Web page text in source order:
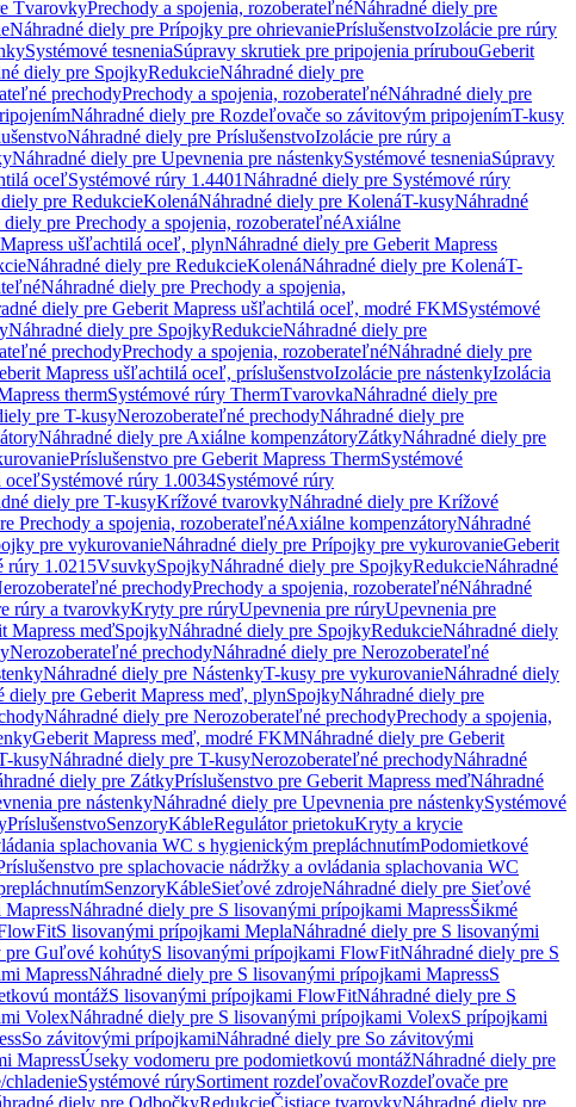
TvarovkyPrechody a spojenia, rozoberateľnéNáhradné diely pre
Náhradné diely pre Prípojky pre ohrievaniePríslušenstvoIzolácie pre rúry
Systémové tesneniaSúpravy skrutiek pre pripojenia prírubouGeberit
diely pre SpojkyRedukcieNáhradné diely pre
prechodyPrechody a spojenia, rozoberateľnéNáhradné diely pre
Náhradné diely pre Rozdeľovače so závitovým pripojenímT-kusy
Náhradné diely pre PríslušenstvoIzolácie pre rúry a
Náhradné diely pre Upevnenia pre nástenkySystémové tesneniaSúpravy
oceľSystémové rúry 1.4401Náhradné diely pre Systémové rúry
pre RedukcieKolenáNáhradné diely pre KolenáT-kusyNáhradné
diely pre Prechody a spojenia, rozoberateľnéAxiálne
ušľachtilá oceľ, plynNáhradné diely pre Geberit Mapress
Náhradné diely pre RedukcieKolenáNáhradné diely pre KolenáT-
Náhradné diely pre Prechody a spojenia,
diely pre Geberit Mapress ušľachtilá oceľ, modré FKMSystémové
Náhradné diely pre SpojkyRedukcieNáhradné diely pre
prechodyPrechody a spojenia, rozoberateľnéNáhradné diely pre
Mapress ušľachtilá oceľ, príslušenstvoIzolácie pre nástenkyIzolácia
thermSystémové rúry ThermTvarovkaNáhradné diely pre
pre T-kusyNerozoberateľné prechodyNáhradné diely pre
Náhradné diely pre Axiálne kompenzátoryZátkyNáhradné diely pre
Príslušenstvo pre Geberit Mapress ThermSystémové
oceľSystémové rúry 1.0034Systémové rúry
diely pre T-kusyKrížové tvarovkyNáhradné diely pre Krížové
Prechody a spojenia, rozoberateľnéAxiálne kompenzátoryNáhradné
pre vykurovanieNáhradné diely pre Prípojky pre vykurovanieGeberit
rúry 1.0215VsuvkySpojkyNáhradné diely pre SpojkyRedukcieNáhradné
prechodyPrechody a spojenia, rozoberateľnéNáhradné
rúry a tvarovkyKryty pre rúryUpevnenia pre rúryUpevnenia pre
Mapress meďSpojkyNáhradné diely pre SpojkyRedukcieNáhradné diely
Nerozoberateľné prechodyNáhradné diely pre Nerozoberateľné
Náhradné diely pre NástenkyT-kusy pre vykurovanieNáhradné diely
diely pre Geberit Mapress meď, plynSpojkyNáhradné diely pre
Náhradné diely pre Nerozoberateľné prechodyPrechody a spojenia,
Geberit Mapress meď, modré FKMNáhradné diely pre Geberit
kusyNáhradné diely pre T-kusyNerozoberateľné prechodyNáhradné
diely pre ZátkyPríslušenstvo pre Geberit Mapress meďNáhradné
pre nástenkyNáhradné diely pre Upevnenia pre nástenkySystémové
PríslušenstvoSenzoryKábleRegulátor prietokuKryty a krycie
splachovania WC s hygienickým prepláchnutímPodomietkové
pre splachovacie nádržky a ovládania splachovania WC
SenzoryKábleSieťové zdrojeNáhradné diely pre Sieťové
Náhradné diely pre S lisovanými prípojkami MapressŠikmé
S lisovanými prípojkami MeplaNáhradné diely pre S lisovanými
pre Guľové kohútyS lisovanými prípojkami FlowFitNáhradné diely pre S
MapressNáhradné diely pre S lisovanými prípojkami MapressS
montážS lisovanými prípojkami FlowFitNáhradné diely pre S
VolexNáhradné diely pre S lisovanými prípojkami VolexS prípojkami
So závitovými prípojkamiNáhradné diely pre So závitovými
MapressÚseky vodomeru pre podomietkovú montážNáhradné diely pre
Systémové rúrySortiment rozdeľovačovRozdeľovače pre
diely pre OdbočkyRedukcieČistiace tvarovkyNáhradné diely pre